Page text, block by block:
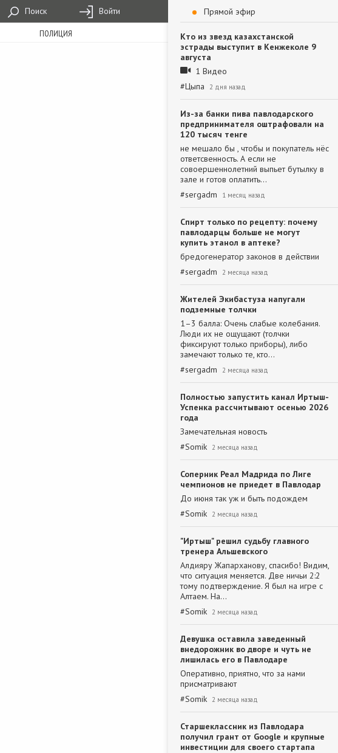
Поиск Войти
ПОЛИЦИЯ
Прямой эфир
Кто из звезд казахстанской
эстрады выступит в Кенжеколе 9
августа
1 Видео
#Цыпа 2 дня назад
Из-за банки пива павлодарского
предпринимателя оштрафовали на
120 тысяч тенге
не мешало бы , чтобы и покупатель нёс
ответсвенность. А если не
совоершеннолетний выпьет бутылку в
зале и готов оплатить…
#sergadm 1 месяц назад
Спирт только по рецепту: почему
павлодарцы больше не могут
купить этанол в аптеке?
бредогенератор законов в действии
#sergadm 2 месяца назад
Жителей Экибастуза напугали
подземные толчки
1–3 балла: Очень слабые колебания.
Люди их не ощущают (толчки
фиксируют только приборы), либо
замечают только те, кто…
#sergadm 2 месяца назад
Полностью запустить канал Иртыш-
Успенка рассчитывают осенью 2026
года
Замечательная новость
#Somik 2 месяца назад
Соперник Реал Мадрида по Лиге
чемпионов не приедет в Павлодар
До июня так уж и быть подождем
#Somik 2 месяца назад
"Иртыш" решил судьбу главного
тренера Альшевского
Алдияру Жапарханову, спасибо! Видим,
что ситуация меняется. Две ничьи 2:2
тому подтверждение. Я был на игре с
Алтаем. На…
#Somik 2 месяца назад
Девушка оставила заведенный
внедорожник во дворе и чуть не
лишилась его в Павлодаре
Оперативно, приятно, что за нами
присматривают
#Somik 2 месяца назад
Старшеклассник из Павлодара
получил грант от Google и крупные
инвестиции для своего стартапа